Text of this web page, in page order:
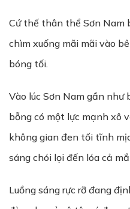
Cứ thế thân thể Sơn Nam
chìm xuống mãi mãi vào
bóng tối.
Vào lúc Sơn Nam gần
bỗng có một lực mạnh xô
không gian đen tối tĩnh
sáng chói lọi đến lóa cả
Luồng sáng rực rỡ đang